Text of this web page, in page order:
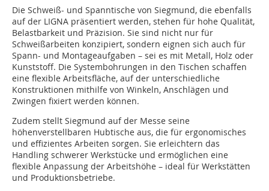
Die Schweiß- und Spanntische von Siegmund, die ebenfalls
auf der LIGNA präsentiert werden, stehen für hohe Qualität,
Belastbarkeit und Präzision. Sie sind nicht nur für
Schweißarbeiten konzipiert, sondern eignen sich auch für
Spann- und Montageaufgaben – sei es mit Metall, Holz oder
Kunststoff. Die Systembohrungen in den Tischen schaffen
eine flexible Arbeitsfläche, auf der unterschiedliche
Konstruktionen mithilfe von Winkeln, Anschlägen und
Zwingen fixiert werden können.
Zudem stellt Siegmund auf der Messe seine
höhenverstellbaren Hubtische aus, die für ergonomisches
und effizientes Arbeiten sorgen. Sie erleichtern das
Handling schwerer Werkstücke und ermöglichen eine
flexible Anpassung der Arbeitshöhe – ideal für Werkstätten
und Produktionsbetriebe.